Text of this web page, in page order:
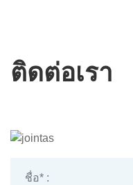
ติดต่อเรา